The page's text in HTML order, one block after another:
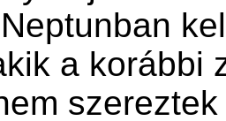
a korábbi